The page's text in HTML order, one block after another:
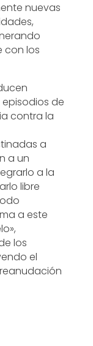
nuevas
con los
de
contra la
a
a un
a la
libre
a este
los
el